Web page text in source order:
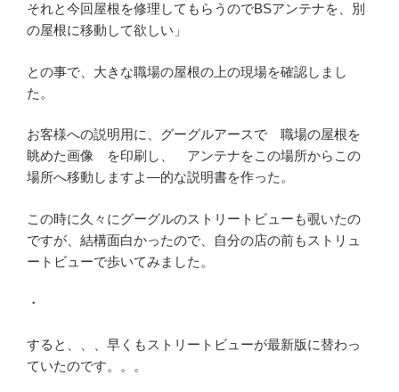
それと今回屋根を修理してもらうのでBSアンテナを、別
の屋根に移動して欲しい」
との事で、大きな職場の屋根の上の現場を確認しまし
た。
お客様への説明用に、グーグルアースで 職場の屋根を
眺めた画像 を印刷し、 アンテナをこの場所からこの
場所へ移動しますよ―的な説明書を作った。
この時に久々にグーグルのストリートビューも覗いたの
ですが、結構面白かったので、自分の店の前もストリュ
ートビューで歩いてみました。
・
すると、、、早くもストリートビューが最新版に替わっ
ていたのです。。。